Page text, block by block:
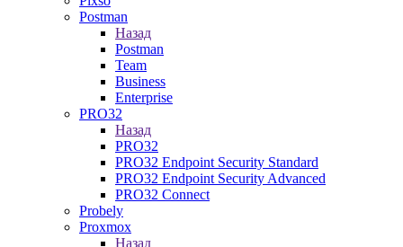
Postman
Назад
Postman
Team
Business
Enterprise
PRO32
Назад
PRO32
PRO32 Endpoint Security Standard
PRO32 Endpoint Security Advanced
PRO32 Connect
Probely
Proxmox
Назад